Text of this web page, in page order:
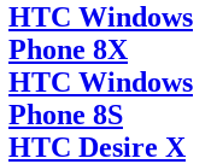
HTC Windows
Phone 8X
HTC Windows
Phone 8S
HTC Desire X